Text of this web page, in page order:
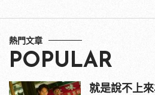
熱門文章
POPULAR
就是說不上